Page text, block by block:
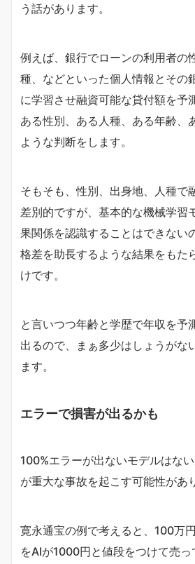
う話があります。
例えば、銀行でローンの利用者の
種、などといった個人情報とその
に学習させ融資可能な貸付額を予
ある性別、ある人種、ある年齢、
ような判断をします。
そもそも、性別、出身地、人種で
差別的ですが、基本的な機械学習
果関係を認識することはできない
格差を助長するような結果をもた
けです。
と言いつつ年齢と学歴で年収を予
出るので、まぁ多少はしょうがな
ます。
エラーで損害が出るかも
100%エラーが出ないモデルはな
が重大な事故を起こす可能性があ
寛永通宝の例で考えると、100万
をAIが1000円と値段をつけて売